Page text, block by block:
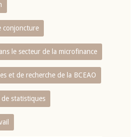
conjoncture
le secteur de la microfinance
et de recherche de la BCEAO
statistiques